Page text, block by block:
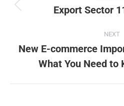
navigation
Export Sector
NEXT
Next
New E-commerce
What You Need to